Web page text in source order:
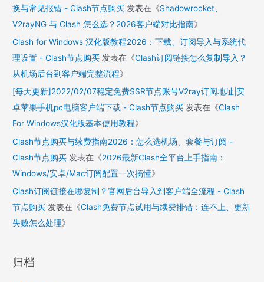
换与常见报错 - Clash节点购买 发表在《Shadowrocket、
V2rayNG 与 Clash 怎么选？2026客户端对比指南》
Clash for Windows 汉化版教程2026：下载、订阅导入与系统代
理设置 - Clash节点购买 发表在《Clash订阅链接怎么复制导入？
从机场后台到客户端完整流程》
[每天更新]2022/02/07稳定免费SSR节点账号V2ray订阅地址|安
卓苹果手机pc电脑客户端下载 - Clash节点购买 发表在《Clash
For Windows汉化版基本使用教程》
Clash节点购买与续费指南2026：怎么选机场、套餐与订阅 -
Clash节点购买 发表在《2026最新Clash全平台上手指南：
Windows/安卓/Mac订阅配置一次搞懂》
Clash订阅链接在哪复制？官网后台导入到客户端全流程 - Clash
节点购买 发表在《Clash免费节点试用与续费排错：连不上、更新
失败怎么处理》
归档